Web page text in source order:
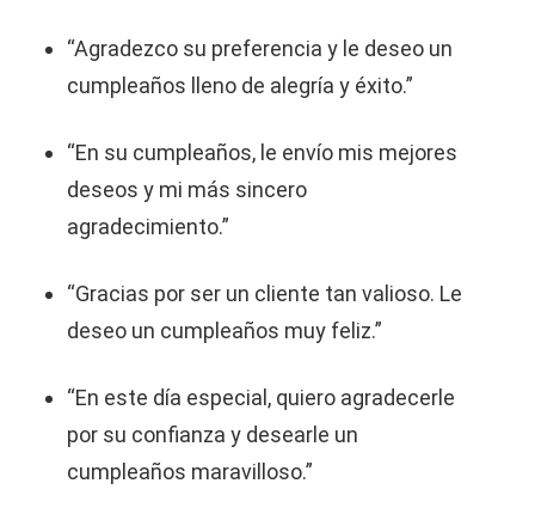
“Agradezco su preferencia y le deseo un
cumpleaños lleno de alegría y éxito.”
“En su cumpleaños, le envío mis mejores
deseos y mi más sincero
agradecimiento.”
“Gracias por ser un cliente tan valioso. Le
deseo un cumpleaños muy feliz.”
“En este día especial, quiero agradecerle
por su confianza y desearle un
cumpleaños maravilloso.”